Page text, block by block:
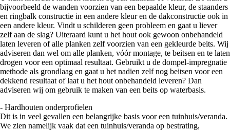
bijvoorbeeld de wanden voorzien van een bepaalde kleur, de staanders
en ringbalk constructie in een andere kleur en de dakconstructie ook in
een andere kleur. Vindt u schilderen geen probleem en gaat u liever
zelf aan de slag? Uiteraard kunt u het hout ook gewoon onbehandeld
laten leveren of alle planken zelf voorzien van een gekleurde beits. Wij
adviseren dan wel om alle planken, vóór montage, te beitsen en te laten
drogen voor een optimaal resultaat. Gebruikt u de dompel-impregnatie
methode als grondlaag en gaat u het nadien zelf nog beitsen voor een
dekkend resultaat of laat u het hout onbehandeld leveren? Dan
adviseren wij om gebruik te maken van een beits op waterbasis.
- Hardhouten onderprofielen
Dit is in veel gevallen een belangrijke basis voor een tuinhuis/veranda.
We zien namelijk vaak dat een tuinhuis/veranda op bestrating,